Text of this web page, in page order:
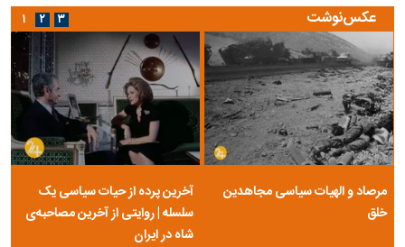
عکس‌نوشت
مرصاد و الهیات سیاسی مجاهدین
خلق
آخرین پرده از حیات سیاسی یک
سلسله | روایتی از آخرین مصاحبه‌ی
شاه در ایران
۱ ۲ ۳